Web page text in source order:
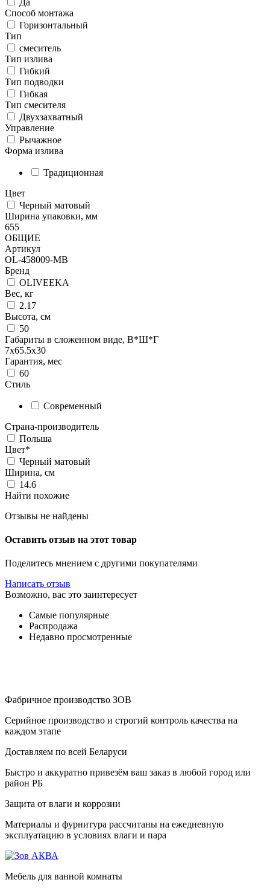
Способ монтажа
Горизонтальный
Тип
смеситель
Тип излива
Гибкий
Тип подводки
Гибкая
Тип смесителя
Двухзахватный
Управление
Рычажное
Форма излива
Традиционная
Цвет
Черный матовый
Ширина упаковки, мм
655
ОБЩИЕ
Артикул
OL-458009-MB
Бренд
OLIVEEKA
Вес, кг
2.17
Высота, см
50
Габариты в сложенном виде, В*Ш*Г
7х65.5х30
Гарантия, мес
60
Стиль
Современный
Страна-производитель
Польша
Цвет*
Черный матовый
Ширина, см
14.6
Найти похожие
Отзывы не найдены
Оставить отзыв на этот товар
Поделитесь мнением с другими покупателями
Написать отзыв
Возможно, вас это заинтересует
Самые популярные
Распродажа
Недавно просмотренные
Фабричное производство ЗОВ
Серийное производство и строгий контроль качества на
каждом этапе
Доставляем по всей Беларуси
Быстро и аккуратно привезём ваш заказ в любой город или
район РБ
Защита от влаги и коррозии
Материалы и фурнитура рассчитаны на ежедневную
эксплуатацию в условиях влаги и пара
Мебель для ванной комнаты